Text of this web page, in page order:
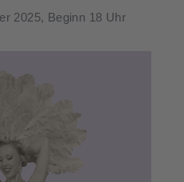
2025, Beginn 18 Uhr